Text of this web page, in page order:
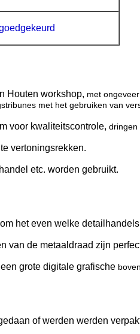
Houten workshop, met
met het gebruiken van
voor kwaliteitscontrole, dringen
vertoningsrekken.
etc. worden gebruikt.
het even welke
van de metaaldraad zijn
grote digitale grafische
of werden werden